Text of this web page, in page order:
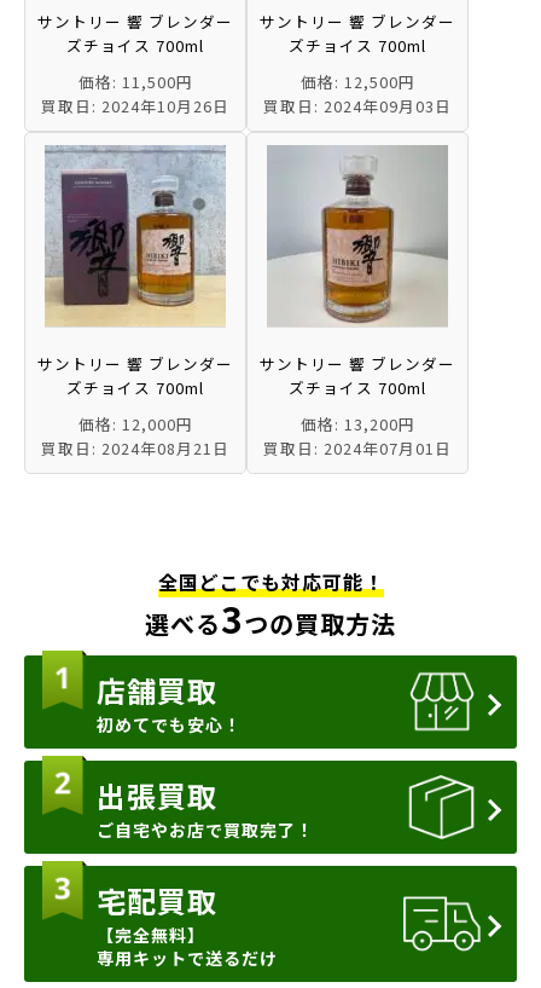
サントリー 響 ブレンダー
ズチョイス 700ml
価格: 11,500円
買取日: 2024年10月26日
サントリー 響 ブレンダー
ズチョイス 700ml
価格: 12,500円
買取日: 2024年09月03日
サントリー 響 ブレンダー
ズチョイス 700ml
価格: 12,000円
買取日: 2024年08月21日
サントリー 響 ブレンダー
ズチョイス 700ml
価格: 13,200円
買取日: 2024年07月01日
全国どこでも対応可能！
選べる3つの買取方法
店舗買取
初めてでも安心！
出張買取
ご自宅やお店で買取完了！
宅配買取
【完全無料】
専用キットで送るだけ